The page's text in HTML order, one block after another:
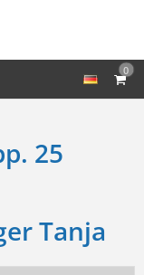
0
25
Tanja